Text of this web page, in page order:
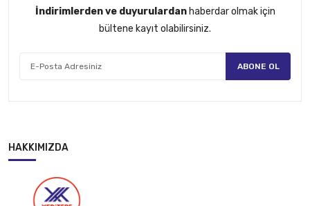
İndirimlerden ve duyurulardanhaberdar olmak için
bültene kayıt olabilirsiniz.
ABONE OL
HAKKIMIZDA